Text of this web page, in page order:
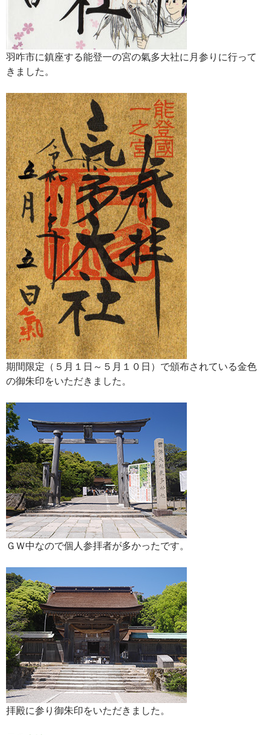
羽咋市に鎮座する能登一の宮の氣多大社に月参りに行って
きました。
期間限定（５月１日～５月１０日）で頒布されている金色
の御朱印をいただきました。
ＧＷ中なので個人参拝者が多かったです。
拝殿に参り御朱印をいただきました。